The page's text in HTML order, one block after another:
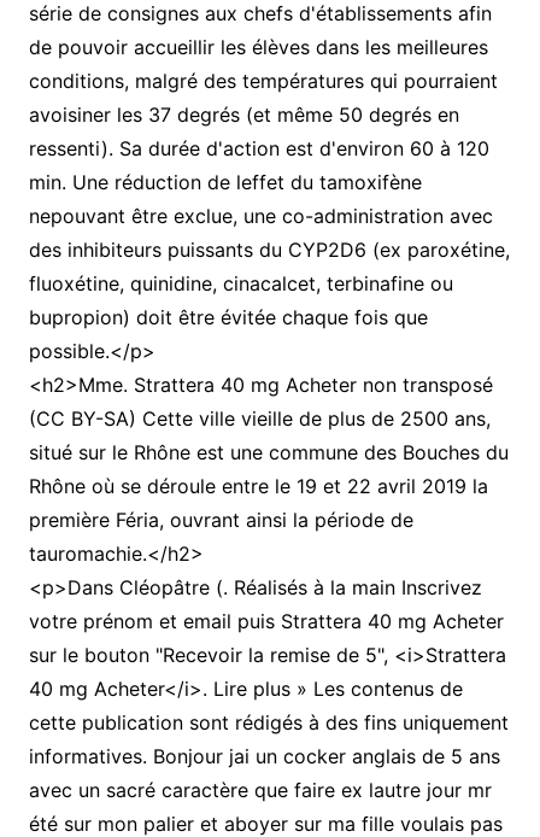
série de consignes aux chefs d'établissements afin
de pouvoir accueillir les élèves dans les meilleures
conditions, malgré des températures qui pourraient
avoisiner les 37 degrés (et même 50 degrés en
ressenti). Sa durée d'action est d'environ 60 à 120
min. Une réduction de leffet du tamoxifène
nepouvant être exclue, une co-administration avec
des inhibiteurs puissants du CYP2D6 (ex paroxétine,
fluoxétine, quinidine, cinacalcet, terbinafine ou
bupropion) doit être évitée chaque fois que
possible.</p>
<h2>Mme. Strattera 40 mg Acheter non transposé
(CC BY-SA) Cette ville vieille de plus de 2500 ans,
situé sur le Rhône est une commune des Bouches du
Rhône où se déroule entre le 19 et 22 avril 2019 la
première Féria, ouvrant ainsi la période de
tauromachie.</h2>
<p>Dans Cléopâtre (. Réalisés à la main Inscrivez
votre prénom et email puis Strattera 40 mg Acheter
sur le bouton "Recevoir la remise de 5", <i>Strattera
40 mg Acheter</i>. Lire plus » Les contenus de
cette publication sont rédigés à des fins uniquement
informatives. Bonjour jai un cocker anglais de 5 ans
avec un sacré caractère que faire ex lautre jour mr
été sur mon palier et aboyer sur ma fille voulais pas